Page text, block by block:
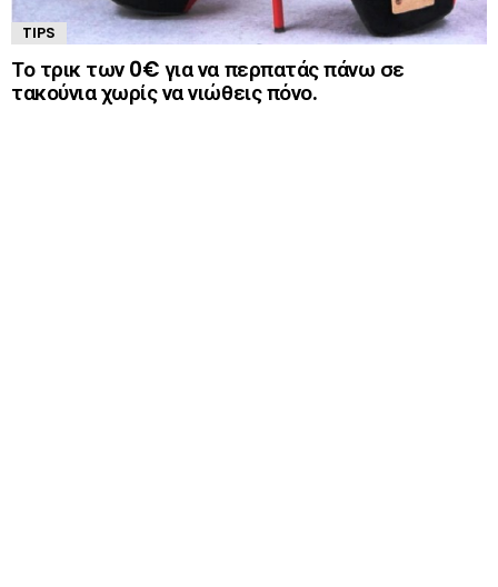
TIPS
Το τρικ των 0€ για να περπατάς πάνω σε
τακούνια χωρίς να νιώθεις πόνο.